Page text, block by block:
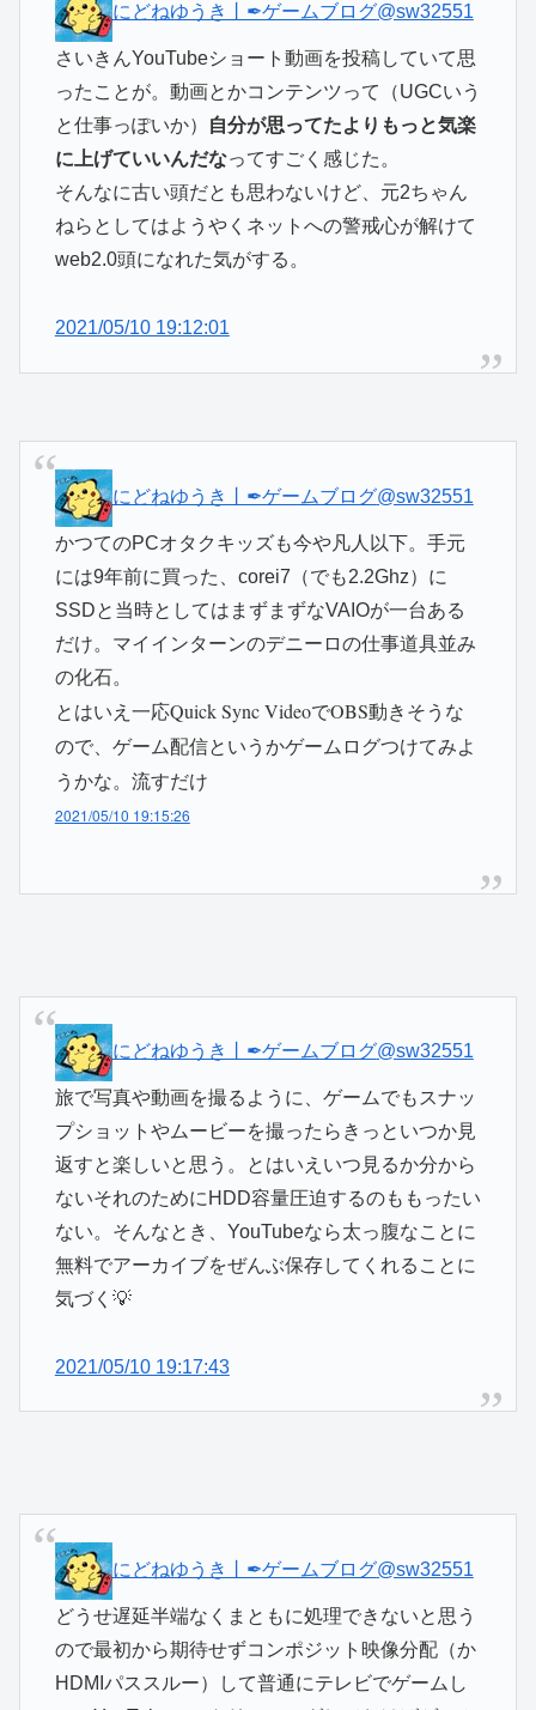
にどねゆうき丨✒ゲームブログ@sw32551
さいきんYouTubeショート動画を投稿していて思
ったことが。動画とかコンテンツって（UGCいう
と仕事っぽいか）
自分が思ってたよりもっと気楽
に上げていいんだなってすごく感じた。
そんなに古い頭だとも思わないけど、元2ちゃん
ねらとしてはようやくネットへの警戒心が解けて
web2.0頭になれた気がする。
2021/05/10 19:12:01
にどねゆうき丨✒ゲームブログ@sw32551
かつてのPCオタクキッズも今や凡人以下。手元
には9年前に買った、corei7（でも2.2Ghz）に
SSDと当時としてはまずまずなVAIOが一台ある
だけ。マイインターンのデニーロの仕事道具並み
の化石。
とはいえ一応Quick Sync VideoでOBS動きそうな
ので、ゲーム配信というかゲームログつけてみよ
うかな。流すだけ
2021/05/10 19:15:26
にどねゆうき丨✒ゲームブログ@sw32551
旅で写真や動画を撮るように、ゲームでもスナッ
プショットやムービーを撮ったらきっといつか見
返すと楽しいと思う。とはいえいつ見るか分から
ないそれのためにHDD容量圧迫するのももったい
ない。そんなとき、YouTubeなら太っ腹なことに
無料でアーカイブをぜんぶ保存してくれることに
気づく💡
2021/05/10 19:17:43
にどねゆうき丨✒ゲームブログ@sw32551
どうせ遅延半端なくまともに処理できないと思う
ので最初から期待せずコンポジット映像分配（か
HDMIパススルー）して普通にテレビでゲームし